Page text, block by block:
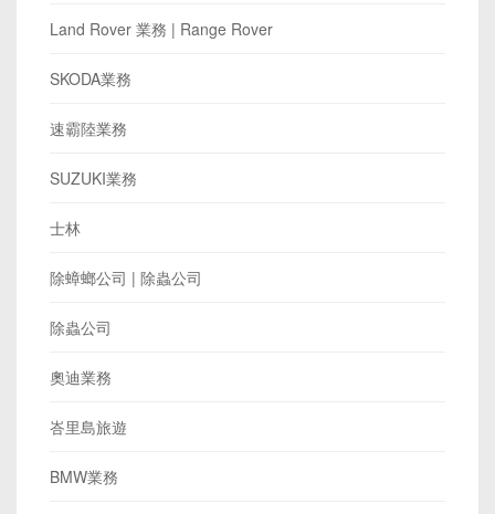
Land Rover 業務 | Range Rover
SKODA業務
速霸陸業務
SUZUKI業務
士林
除蟑螂公司 | 除蟲公司
除蟲公司
奧迪業務
峇里島旅遊
BMW業務